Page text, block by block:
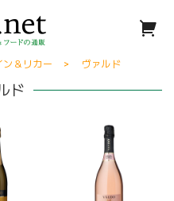
ン＆リカー ヴァルド
ド